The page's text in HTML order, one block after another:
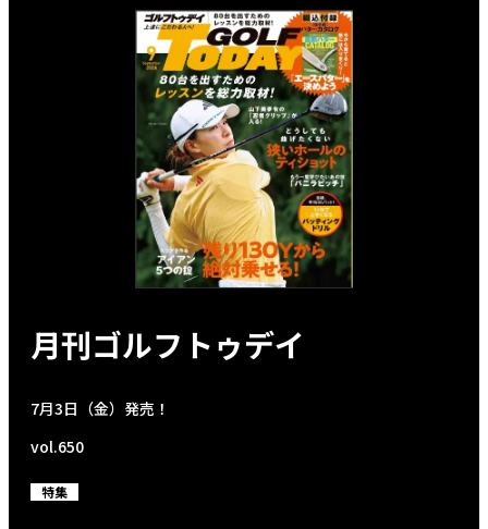
月刊ゴルフトゥデイ
7月3日（金）発売！
vol.650
特集